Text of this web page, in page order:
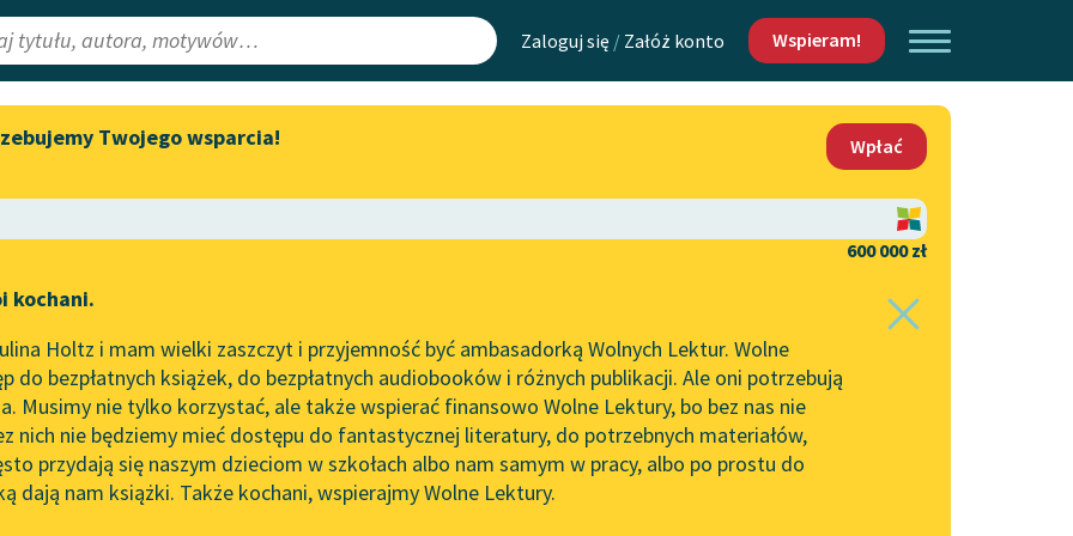
Zaloguj się / Załóż konto Wspieram!
Lektury
redakcyjne
Aktualności
Zapraszamy na spotkanie
literatury skandynawskiej
Wolne Lektury na 32.
Pol’and’Rock Festivalu
„Kochanek Lady Chatterley”
do słuchania na Wolnych
Lekturach
Nowy audiobook – „Marzenie
Mapa Wolnych Lektur
Leśmianator
API
OAI-PMH
Widget Wolnych Lektur
Kontakt
O projekcie
Zasady wykorzystania
Wolnych Lektur
Logotypy
Materiały promocyjne
Twojego wsparcia!
Wpłać
600 000 zł
kochani.
Holtz i mam wielki zaszczyt i przyjemność być ambasadorką Wolnych Lektur. Wolne
do bezpłatnych książek, do bezpłatnych audiobooków i różnych publikacji. Ale oni potrzebują
Musimy nie tylko korzystać, ale także wspierać finansowo Wolne Lektury, bo bez nas nie
nich nie będziemy mieć dostępu do fantastycznej literatury, do potrzebnych materiałów,
przydają się naszym dzieciom w szkołach albo nam samym w pracy, albo po prostu do
dają nam książki. Także kochani, wspierajmy Wolne Lektury.
Dramat antyczny✖